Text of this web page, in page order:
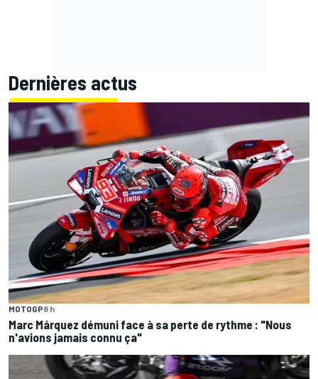
Dernières actus
MOTOGP8 h
Marc Márquez démuni face à sa perte de rythme : "Nous
n'avions jamais connu ça"